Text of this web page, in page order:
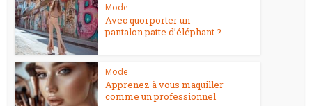
Mode
Avec quoi porter un
pantalon patte d’éléphant ?
Mode
Apprenez à vous maquiller
comme un professionnel